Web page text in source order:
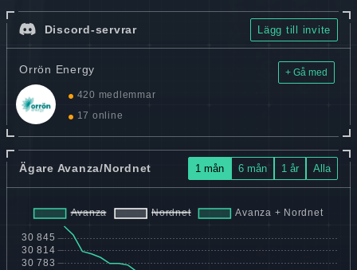
Discord-servrar Lägg till invite
Orrön Energy
420 medlemmar
17 online
+ Gå med
Ägare Avanza/Nordnet 1 mån 6 mån 1 år Alla